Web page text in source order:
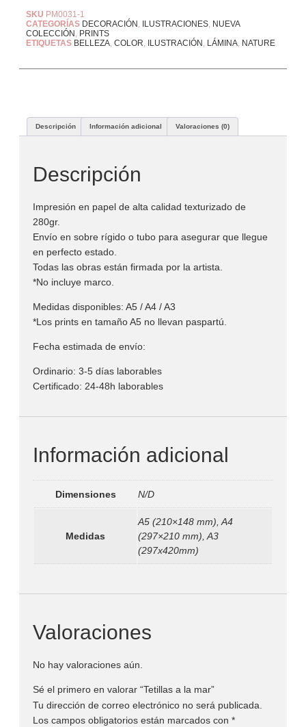
SKU PM0031-1
CATEGORÍAS DECORACIÓN , ILUSTRACIONES, NUEVA
COLECCIÓN , PRINTS
ETIQUETAS BELLEZA, COLOR, ILUSTRACIÓN , LÁMINA, NATURE
Descripción Información adicional Valoraciones (0)
Descripción
Impresión en papel de alta calidad texturizado de
280gr.
Envío en sobre rígido o tubo para asegurar que llegue
en perfecto estado.
Todas las obras están firmada por la artista.
*No incluye marco.
Medidas disponibles: A5 / A4 / A3
*Los prints en tamaño A5 no llevan paspartú.
Fecha estimada de envío:
Ordinario: 3-5 días laborables
Certificado: 24-48h laborables
Información adicional
Dimensiones N/D
Medidas
A5 (210×148 mm), A4
(297×210 mm), A3
(297x420mm)
Valoraciones
No hay valoraciones aún.
Sé el primero en valorar “Tetillas a la mar”
Tu dirección de correo electrónico no será publicada.
Los campos obligatorios están marcados con *